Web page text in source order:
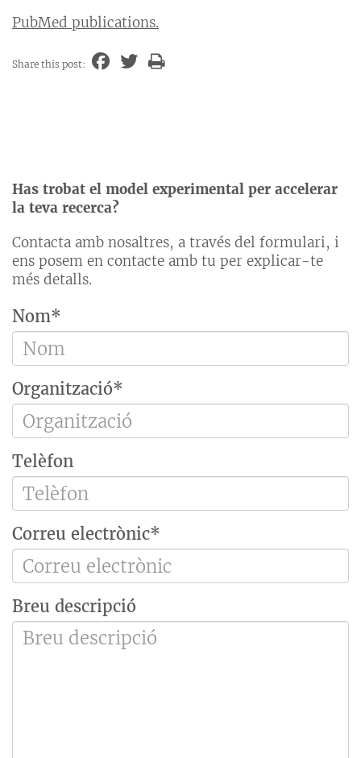
PubMed publications.
Share this post:
Has trobat el model experimental per accelerar
la teva recerca?
Contacta amb nosaltres, a través del formulari, i
ens posem en contacte amb tu per explicar-te
més detalls.
Nom*
Organització*
Telèfon
Correu electrònic*
Breu descripció